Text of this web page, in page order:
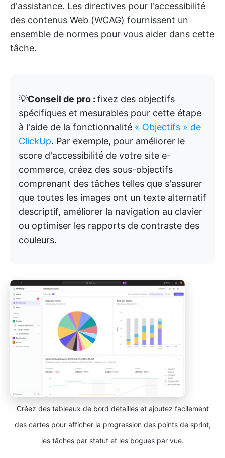
d'assistance. Les directives pour l'accessibilité
des contenus Web (WCAG) fournissent un
ensemble de normes pour vous aider dans cette
tâche.
💡Conseil de pro : fixez des objectifs
spécifiques et mesurables pour cette étape
à l'aide de la fonctionnalité « Objectifs » de
ClickUp. Par exemple, pour améliorer le
score d'accessibilité de votre site e-
commerce, créez des sous-objectifs
comprenant des tâches telles que s'assurer
que toutes les images ont un texte alternatif
descriptif, améliorer la navigation au clavier
ou optimiser les rapports de contraste des
couleurs.
Créez des tableaux de bord détaillés et ajoutez facilement
des cartes pour afficher la progression des points de sprint,
les tâches par statut et les bogues par vue.